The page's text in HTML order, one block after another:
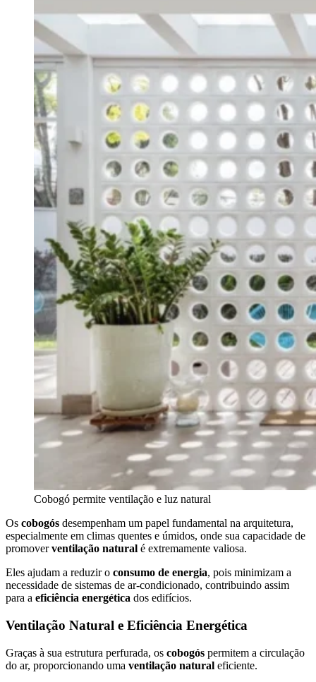
Cobogó permite ventilação e luz natural
Os cobogós desempenham um papel fundamental na arquitetura,
especialmente em climas quentes e úmidos, onde sua capacidade de
promoverventilação natural é extremamente valiosa.
Eles ajudam a reduzir o consumo de energia, pois minimizam a
necessidade de sistemas de ar-condicionado, contribuindo assim
para a eficiência energética dos edifícios.
Ventilação Natural e Eficiência Energética
Graças à sua estrutura perfurada, os cobogós permitem a circulação
do ar, proporcionando uma ventilação natural eficiente.